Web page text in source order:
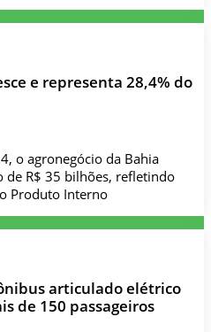
e representa 28,4% do
o agronegócio da Bahia
de R$ 35 bilhões, refletindo
Produto Interno
articulado elétrico
de 150 passageiros